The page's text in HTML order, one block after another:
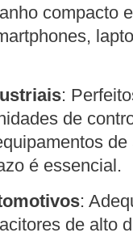
compacto
:
de
é essencial.
:
de alto